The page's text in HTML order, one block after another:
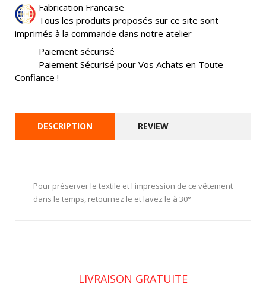
Fabrication Francaise
Tous les produits proposés sur ce site sont
imprimés à la commande dans notre atelier
Paiement sécurisé
Paiement Sécurisé pour Vos Achats en Toute
Confiance !
DESCRIPTION REVIEW
Pour préserver le textile et l'impression de ce vêtement
dans le temps, retournez le et lavez le à 30°
LIVRAISON GRATUITE